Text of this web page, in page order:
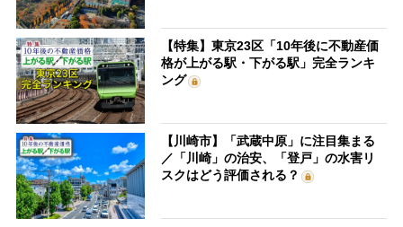
【特集】東京23区「10年後に不動産価
格が上がる駅・下がる駅」完全ランキ
ング
【川崎市】「武蔵中原」に注目集まる
／「川崎」の治安、「登戸」の水害リ
スクはどう評価される？